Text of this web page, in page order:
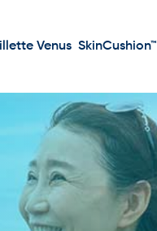
Venus SkinCushion™